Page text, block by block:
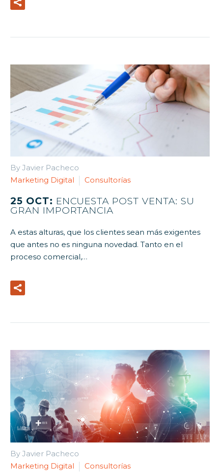
By Javier Pacheco
Marketing Digital
Consultorías
25 OCT: ENCUESTA POST VENTA: SU
GRAN IMPORTANCIA
A estas alturas, que los clientes sean más exigentes
que antes no es ninguna novedad. Tanto en el
proceso comercial,…
By Javier Pacheco
Marketing Digital
Consultorías